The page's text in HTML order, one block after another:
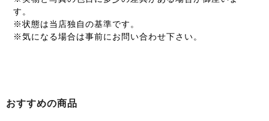
す。
※状態は当店独自の基準です。
※気になる場合は事前にお問い合わせ下さい。
おすすめの商品